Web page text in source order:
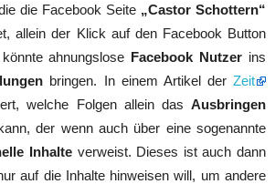
die Facebook Seite „Castor Schottern“
allein der Klick auf den Facebook Button
ahnungslose Facebook Nutzer ins
bringen. In einem Artikel der Zeit
welche Folgen allein das Ausbringen
der wenn auch über eine sogenannte
Inhalteverweist. Dieses ist auch dann
auf die Inhalte hinweisen will, um andere